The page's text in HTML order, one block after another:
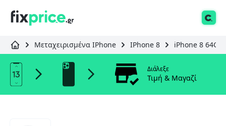
Μεταχειρισμένα IPhone IPhone 8 iPhone 8 64GB
Διάλεξε
Τιμή & Μαγαζί